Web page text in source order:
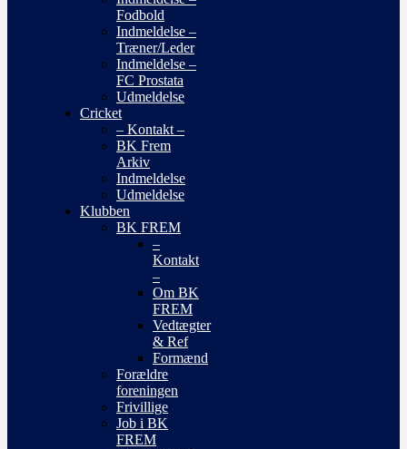
Fodbold
Indmeldelse –
Træner/Leder
Indmeldelse –
FC Prostata
Udmeldelse
Cricket
– Kontakt –
BK Frem
Arkiv
Indmeldelse
Udmeldelse
Klubben
BK FREM
–
Kontakt
–
Om BK
FREM
Vedtægter
& Ref
Formænd
Forældre
foreningen
Frivillige
Job i BK
FREM